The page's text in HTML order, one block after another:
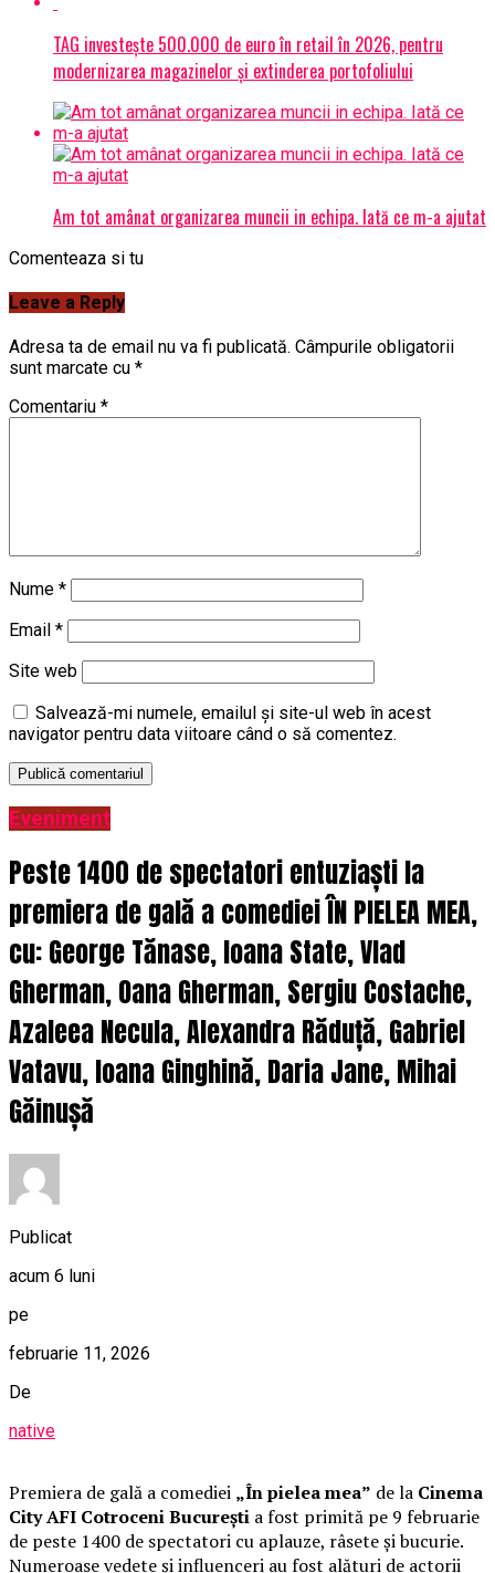
TAG investește 500.000 de euro în retail în 2026, pentru
modernizarea magazinelor și extinderea portofoliului
Am tot amânat organizarea muncii in echipa. Iată ce m-a ajutat
Comenteaza si tu
Leave a Reply
Adresa ta de email nu va fi publicată. Câmpurile obligatorii
sunt marcate cu *
Comentariu *
Nume *
Email *
Site web
Salvează-mi numele, emailul și site-ul web în acest
navigator pentru data viitoare când o să comentez.
Eveniment
Peste 1400 de spectatori entuziaști la
premiera de gală a comediei ÎN PIELEA MEA,
cu: George Tănase, Ioana State, Vlad
Gherman, Oana Gherman, Sergiu Costache,
Azaleea Necula, Alexandra Răduță, Gabriel
Vatavu, Ioana Ginghină, Daria Jane, Mihai
Găinușă
Publicat
acum 6 luni
pe
februarie 11, 2026
De
native
Premiera de gală a comediei „În pielea mea” de la Cinema
City AFI Cotroceni București a fost primită pe 9 februarie
de peste 1400 de spectatori cu aplauze, râsete și bucurie.
Numeroase vedete și influenceri au fost alături de actorii